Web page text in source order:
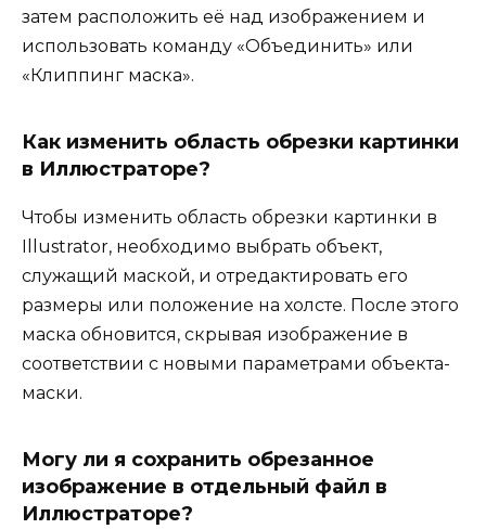
затем расположить её над изображением и
использовать команду «Объединить» или
«Клиппинг маска».
Как изменить область обрезки картинки
в Иллюстраторе?
Чтобы изменить область обрезки картинки в
Illustrator, необходимо выбрать объект,
служащий маской, и отредактировать его
размеры или положение на холсте. После этого
маска обновится, скрывая изображение в
соответствии с новыми параметрами объекта-
маски.
Могу ли я сохранить обрезанное
изображение в отдельный файл в
Иллюстраторе?